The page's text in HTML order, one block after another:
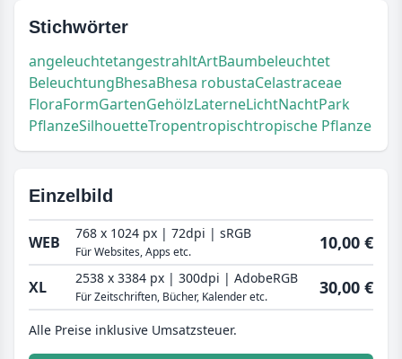
Stichwörter
angeleuchtetangestrahltArtBaumbeleuchtet
BeleuchtungBhesaBhesa robustaCelastraceae
FloraFormGartenGehölzLaterneLichtNachtPark
PflanzeSilhouetteTropentropischtropische Pflanze
Einzelbild
WEB 768 x 1024 px | 72dpi | sRGB
Für Websites, Apps etc. 10,00 €
XL 2538 x 3384 px | 300dpi | AdobeRGB
Für Zeitschriften, Bücher, Kalender etc. 30,00 €
Alle Preise inklusive Umsatzsteuer.